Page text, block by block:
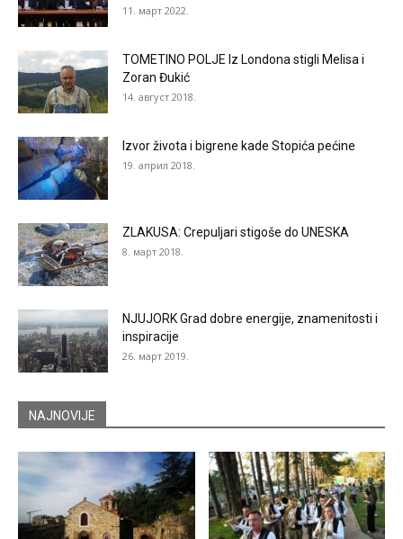
11. март 2022.
TOMETINO POLJE Iz Londona stigli Melisa i
Zoran Đukić
14. август 2018.
Izvor života i bigrene kade Stopića pećine
19. април 2018.
ZLAKUSA: Crepuljari stigoše do UNESKA
8. март 2018.
NJUJORK Grad dobre energije, znamenitosti i
inspiracije
26. март 2019.
NAJNOVIJE